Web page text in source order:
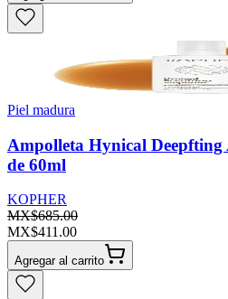
Piel madura
Ampolleta Hynical
de 60ml
KOPHER
MX$685.00
MX$411.00
Agregar al carrito